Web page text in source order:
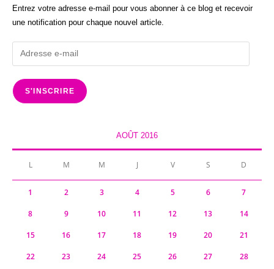
Entrez votre adresse e-mail pour vous abonner à ce blog et recevoir
une notification pour chaque nouvel article.
Adresse
e-
mail
S'INSCRIRE
AOÛT 2016
L M M J V S D
1 2 3 4 5 6 7
8 9 10 11 12 13 14
15 16 17 18 19 20 21
22 23 24 25 26 27 28